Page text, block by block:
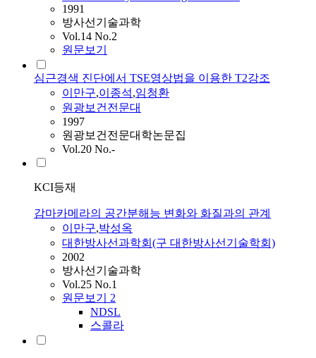
1991
방사선기술과학
Vol.14 No.2
원문보기
심근경색 진단에서 TSE영상법을 이용한 T2강조
이만구,이종석,임청환
원광보건전문대
1997
원광보건전문대학논문집
Vol.20 No.-
KCI등재
감마카메라의 공간분해능 변화와 화질과의 관계
이만구,박성옥
대한방사선과학회(구 대한방사선기술학회)
2002
방사선기술과학
Vol.25 No.1
원문보기 2
NDSL
스콜라